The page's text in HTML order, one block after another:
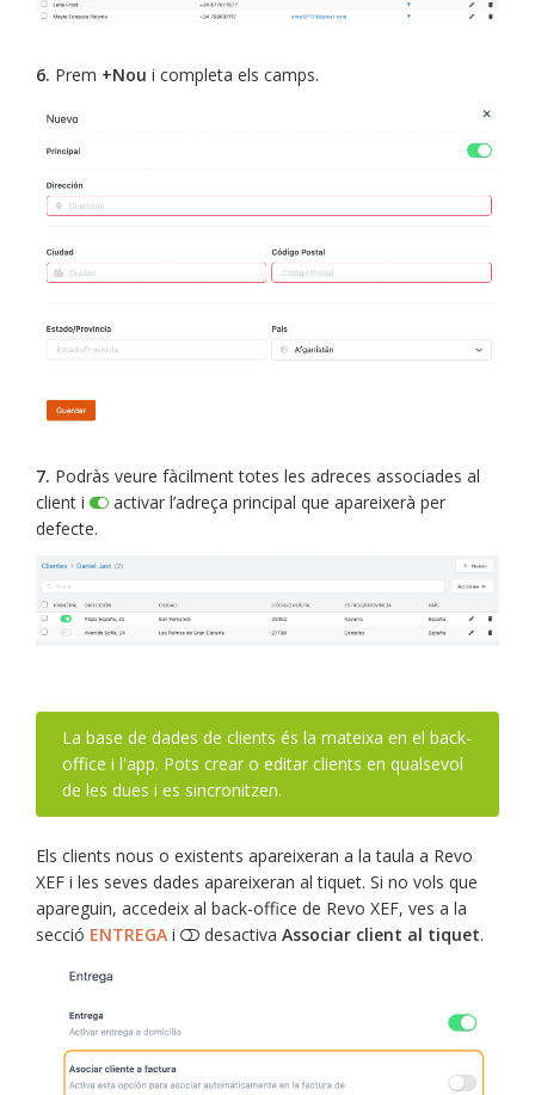
6. Prem +Nou i completa els camps.
7. Podràs veure fàcilment totes les adreces associades al
client i
activar l’adreça principal que apareixerà per
defecte.
La base de dades de clients és la mateixa en el back-
office i l'app. Pots crear o editar clients en qualsevol
de les dues i es sincronitzen.
Els clients nous o existents apareixeran a la taula a Revo
XEF i les seves dades apareixeran al tiquet. Si no vols que
apareguin, accedeix al back-office de Revo XEF, ves a la
secció ENTREGA i desactiva Associar client al tiquet.